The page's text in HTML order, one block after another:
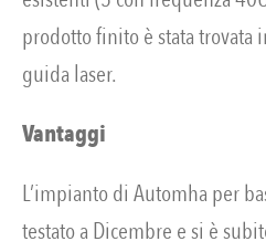
prodotto finito è stata trovata
guida laser.
Vantaggi
L’impianto di Automha per
testato a Dicembre e si è